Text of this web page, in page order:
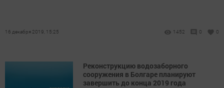
16 декабря 2019, 15:25 1452 0 0
Реконструкцию водозаборного
сооружения в Болгаре планируют
завершить до конца 2019 года